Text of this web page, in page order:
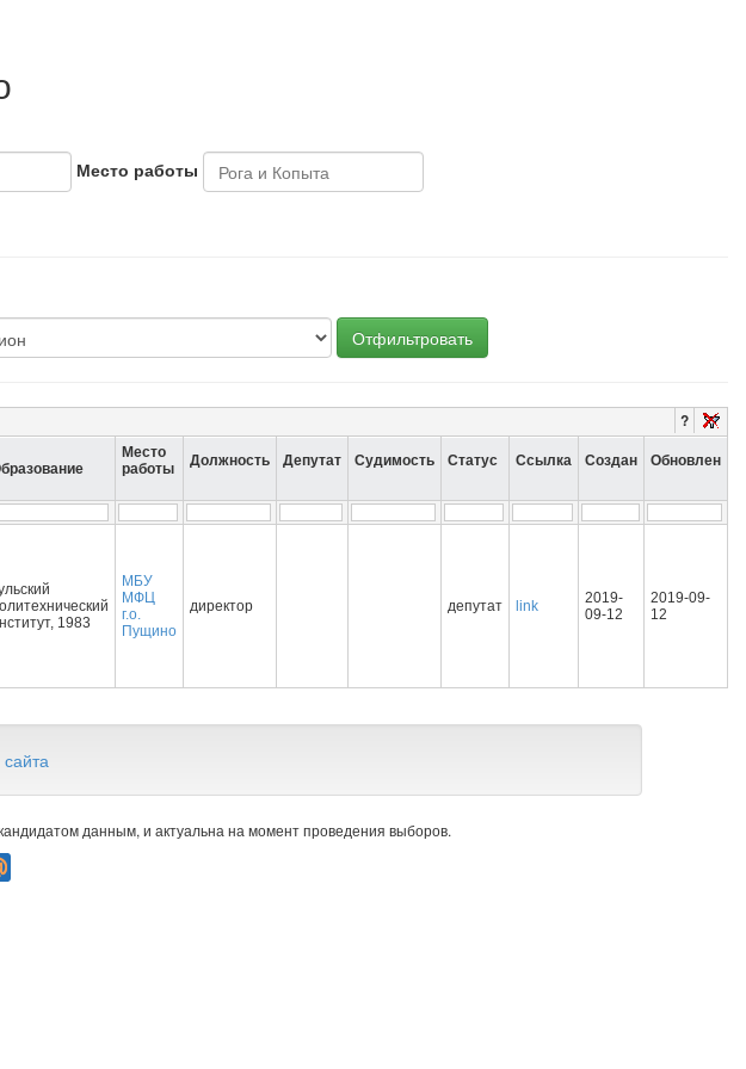
Место работы
Отфильтровать
?
Место
работы
Должность Депутат Судимость Статус Ссылка Создан Обновлен
1983
МБУ
МФЦ
г.о.
Пущино
директор депутат link
2019-
09-12
2019-09-
12
данным, и актуальна на момент проведения выборов.